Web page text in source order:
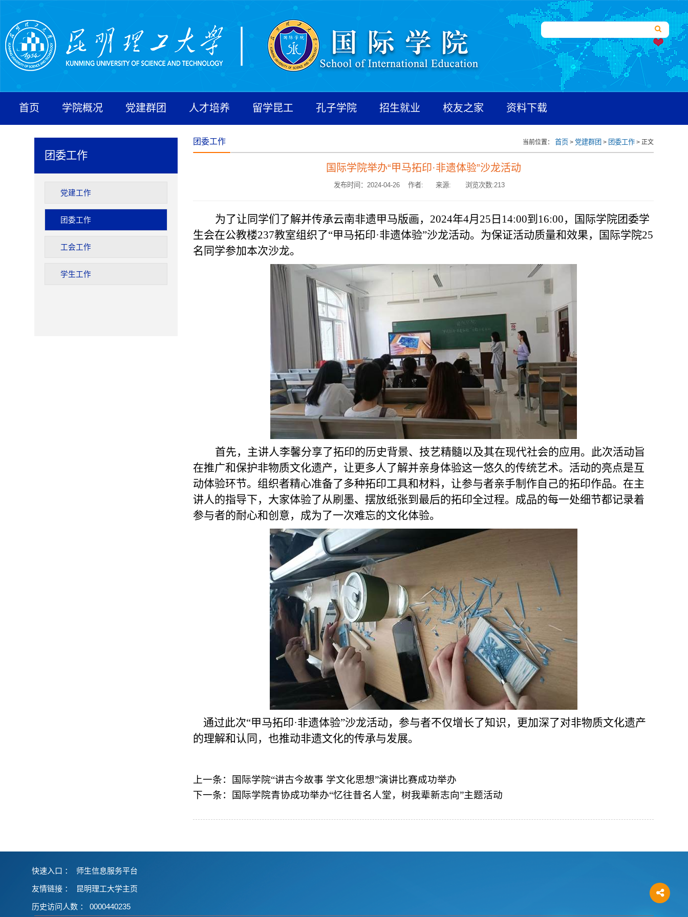
首页 学院概况 党建群团 人才培养 留学昆工 孔子学院 招生就业 校友之家 资料下载
团委工作
党建工作
团委工作
工会工作
学生工作
团委工作 当前位置： 首页 > 党建群团 > 团委工作 > 正文
国际学院举办“甲马拓印·非遗体验”沙龙活动
发布时间：2024-04-26 作者: 来源: 浏览次数:213
为了让同学们了解并传承云南非遗甲马版画， 2024年4月 25 日 14:00到 16:00，国际学院团委学
生会在公教楼237教室组织了“甲马拓印·非遗体验”沙龙活动。为保证活动质量和效果，国际学院25
名同学参加本次沙龙。
首先，主讲人李馨分享了拓印的历史背景、技艺精髓以及其在现代社会的应用。此次活动旨
在推广和保护非物质文化遗产，让更多人了解并亲身体验这一悠久的传统艺术。活动的亮点是互
动体验环节。组织者精心准备了多种拓印工具和材料，让参与者亲手制作自己的拓印作品。在主
讲人的指导下，大家体验了从刷墨、摆放纸张到最后的拓印全过程。成品的每一处细节都记录着
参与者的耐心和创意，成为了一次难忘的文化体验。
通过此次“甲马拓印·非遗体验”沙龙活动，参与者不仅增长了知识，更加深了对非物质文化遗产
的理解和认同，也推动非遗文化的传承与发展。
上一条：
国际学院“讲古今故事 学文化思想”演讲比赛成功举办
下一条：
国际学院青协成功举办“忆往昔名人堂，树我辈新志向”主题活动
快速入口 ： 师生信息服务平台
友情链接 ： 昆明理工大学主页
历史访问人数 ： 0000440235